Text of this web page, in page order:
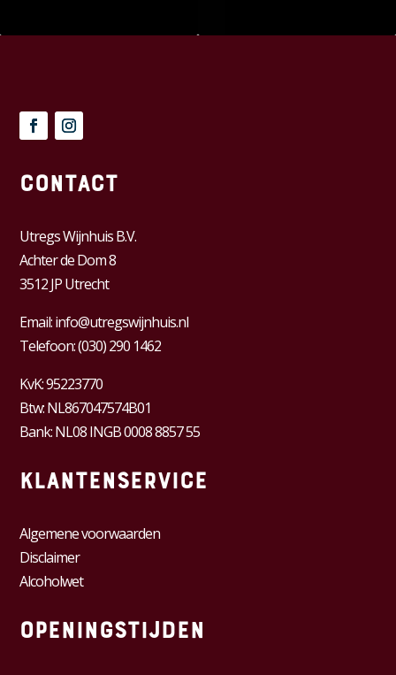
Contact
Utregs Wijnhuis B.V.
Achter de Dom 8
3512 JP Utrecht
Email:info@utregswijnhuis.nl
Telefoon:(030) 290 1462
KvK:95223770
Btw:NL867047574B01
Bank: NL08 INGB 0008 8857 55
Klantenservice
Algemene voorwaarden
Disclaimer
Alcoholwet
Openingstijden